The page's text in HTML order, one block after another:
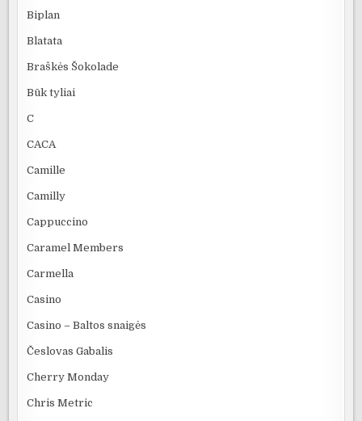
Biplan
Blatata
Braškės Šokolade
Būk tyliai
C
CACA
Camille
Camilly
Cappuccino
Caramel Members
Carmella
Casino
Casino – Baltos snaigės
Česlovas Gabalis
Cherry Monday
Chris Metric